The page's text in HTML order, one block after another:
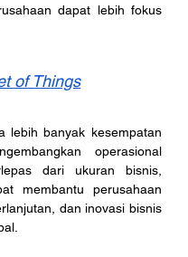
dapat lebih fokus
of Things
lebih banyak kesempatan
operasional
membantu perusahaan
dan inovasi bisnis